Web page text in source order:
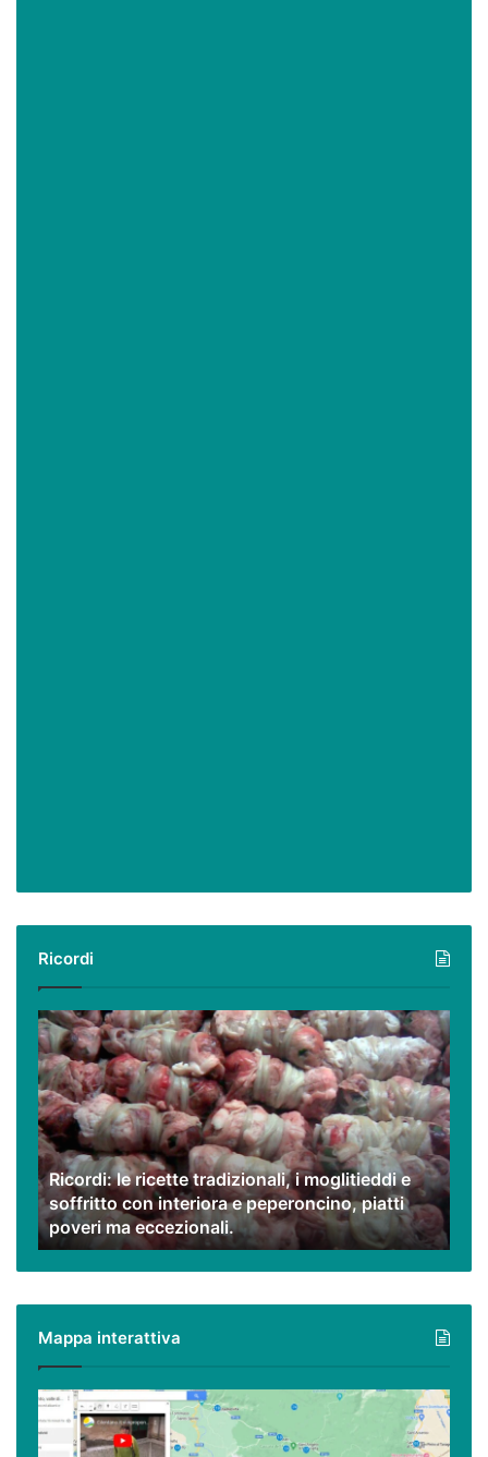
Ricordi
Ricordi:
le
ricette
tradizionali,
i
moglitieddi
e
soffritto
con
interiora
e
peperoncino,
ma
eccezionali.
Ricordi: le ricette tradizionali, i moglitieddi e
soffritto con interiora e peperoncino, piatti
poveri ma eccezionali.
Mappa interattiva
Cilento,
Vallo
di